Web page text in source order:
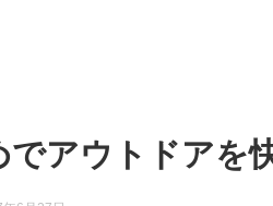
アウトドアを